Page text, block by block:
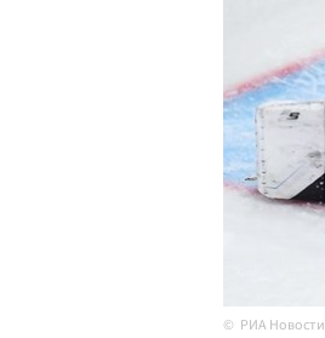
РИА Новости